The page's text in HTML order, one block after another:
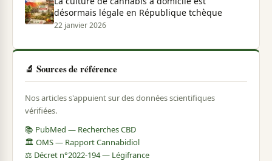
désormais légale en République tchèque
22 janvier 2026
🔬 Sources de référence
Nos articles s'appuient sur des données scientifiques
vérifiées.
📚 PubMed — Recherches CBD
🏛️ OMS — Rapport Cannabidiol
⚖️ Décret n°2022-194 — Légifrance